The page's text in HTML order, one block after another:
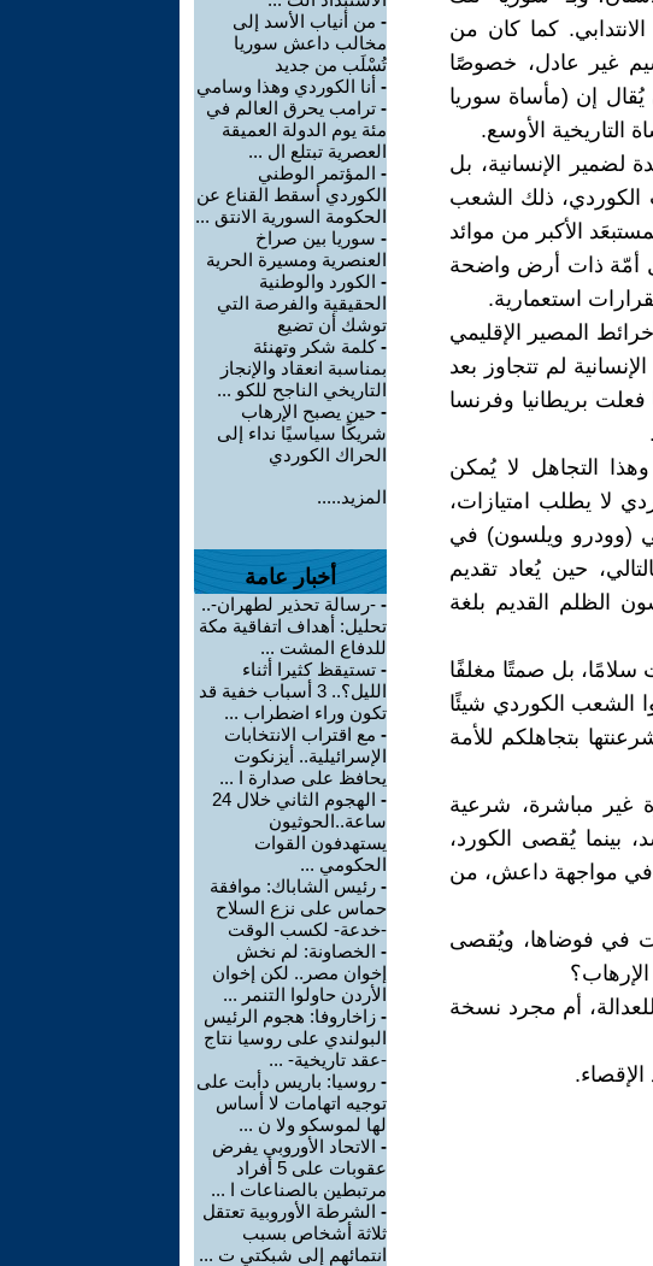
كما كان من
غير عادل، خصوصًا
إن (مأساة سوريا
الأوسع.
لضمير الإنسانية، بل
الكوردي، ذلك الشعب
الأكبر من موائد
أمّة ذات أرض واضحة
استعمارية.
المصير الإقليمي
لم تتجاوز بعد
فعلت بريطانيا وفرنسا
التجاهل لا يُمكن
لا يطلب امتيازات،
(وودرو ويلسون) في
حين يُعاد تقديم
الظلم القديم بلغة
سلامًا، بل صمتًا مغلفًا
الشعب الكوردي شيئًا
بتجاهلكم للأمة
غير مباشرة، شرعية
بينما يُقصى الكورد،
في مواجهة داعش، من
في فوضاها، ويُقصى
أم مجرد نسخة
الإقصاء.
- من أنياب الأسد إلى
مخالب داعش سوريا
تُسْلَب من جديد
- أنا الكوردي وهذا وسامي
- ترامب يحرق العالم في
مئة يوم الدولة العميقة
العصرية تبتلع ال ...
- المؤتمر الوطني
الكوردي أسقط القناع عن
الحكومة السورية الانتق ...
- سوريا بين صراخ
العنصرية ومسيرة الحرية
- الكورد والوطنية
الحقيقية والفرصة التي
توشك أن تضيع
-كلمة شكر وتهنئة
بمناسبة انعقاد والإنجاز
التاريخي الناجح للكو ...
- حين يصبح الإرهاب
شريكًا سياسيًا نداء إلى
الحراك الكوردي
المزيد.....
أخبار عامة
- -رسالة تحذير لطهران-..
تحليل: أهداف اتفاقية مكة
للدفاع المشت ...
- تستيقظ كثيرا أثناء
الليل؟.. 3 أسباب خفية قد
تكون وراء اضطراب ...
- مع اقتراب الانتخابات
الإسرائيلية.. أيزنكوت
يحافظ على صدارة ا ...
-
الهجوم الثاني خلال 24
ساعة..الحوثيون
يستهدفون القوات
الحكومي ...
- رئيس الشاباك: موافقة
حماس على نزع السلاح
-خدعة- لكسب الوقت
- الخصاونة: لم نخش
إخوان مصر.. لكن إخوان
الأردن حاولوا التنمر ...
- زاخاروفا: هجوم الرئيس
البولندي على روسيا نتاج
-عقد تاريخية- ...
- روسيا: باريس دأبت على
توجيه اتهامات لا أساس
لها لموسكو ولا ن ...
- الاتحاد الأوروبي يفرض
عقوبات على 5 أفراد
مرتبطين بالصناعات ا ...
- الشرطة الأوروبية تعتقل
ثلاثة أشخاص بسبب
انتمائهم إلى شبكتي ت ...